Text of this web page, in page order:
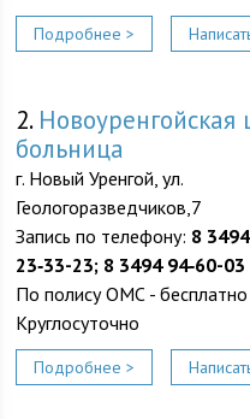
Подробнее >
2. Новоуренгойская
больница
г. Новый Уренгой, ул.
Геологоразведчиков,7
Запись по телефону: 8 3494
23‑33-23; 8 3494 94‑60-03
По полису ОМС - бесплатно
Круглосуточно
Подробнее >